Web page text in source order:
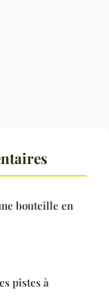
bouteille en
pistes à